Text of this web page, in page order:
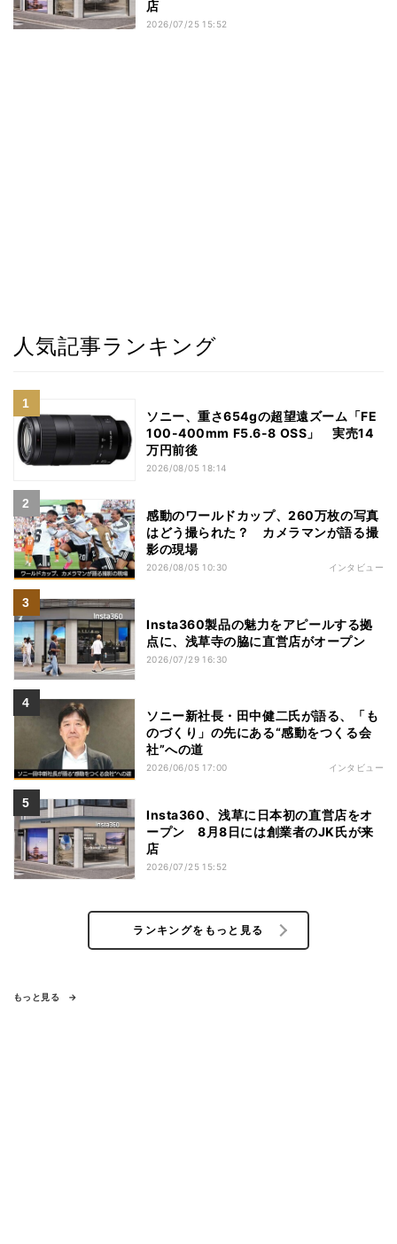
店
2026/07/25 15:52
人気記事ランキング
ソニー、重さ654gの超望遠ズーム「FE
100-400mm F5.6-8 OSS」 実売14
万円前後
2026/08/05 18:14
感動のワールドカップ、260万枚の写真
はどう撮られた？ カメラマンが語る撮
影の現場
2026/08/05 10:30 インタビュー
Insta360製品の魅力をアピールする拠
点に、浅草寺の脇に直営店がオープン
2026/07/29 16:30
ソニー新社長・田中健二氏が語る、「も
のづくり」の先にある“感動をつくる会
社”への道
2026/06/05 17:00 インタビュー
Insta360、浅草に日本初の直営店をオ
ープン 8月8日には創業者のJK氏が来
店
2026/07/25 15:52
ランキングをもっと見る
もっと見る